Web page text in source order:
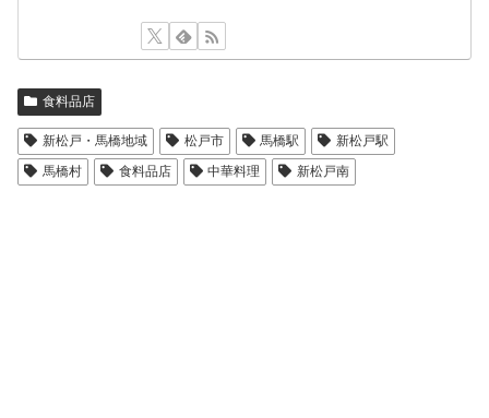
食料品店
新松戸・馬橋地域 松戸市 馬橋駅
新松戸駅
馬橋村
食料品店 中華料理 新松戸南